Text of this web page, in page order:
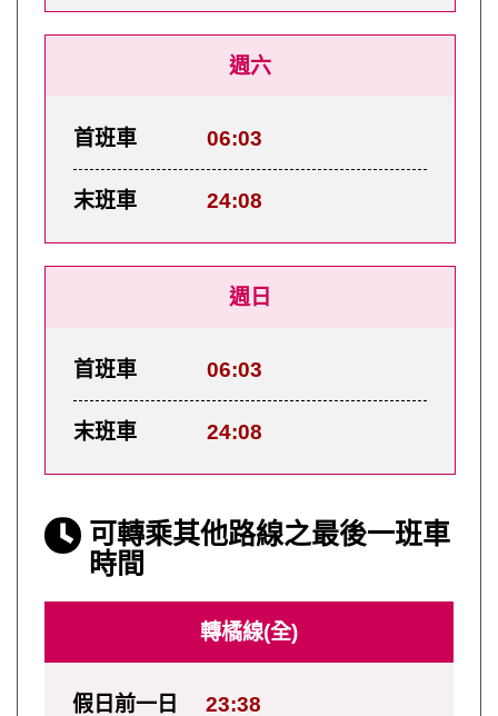
週六
首班車 06:03
末班車 24:08
週日
首班車 06:03
末班車 24:08
可轉乘其他路線之最後一班車
時間
轉橘線(全)
假日前一日 23:38